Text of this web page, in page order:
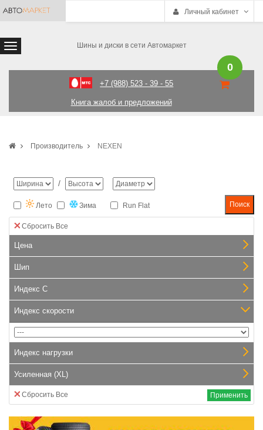
Личный кабинет
Шины и диски в сети Автомаркет
+7 (988) 523 - 39 - 55
Книга жалоб и предложений
0
Производитель NEXEN
/
Лето Зима Run Flat
Сбросить Все
Цена
Шип
Индекс С
Индекс скорости
Индекс нагрузки
Усиленная (XL)
Сбросить Все Применить